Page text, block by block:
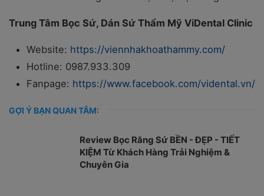
Trung Tâm Bọc Sứ, Dán Sứ Thẩm Mỹ ViDental Clinic
Website: https://viennhakhoathammy.com/
Hotline: 0987.933.309
Fanpage: https://www.facebook.com/vidental.vn/
GỢI Ý BẠN QUAN TÂM:
Review Bọc Răng Sứ BỀN - ĐẸP - TIẾT
KIỆM Từ Khách Hàng Trải Nghiệm &
Chuyên Gia